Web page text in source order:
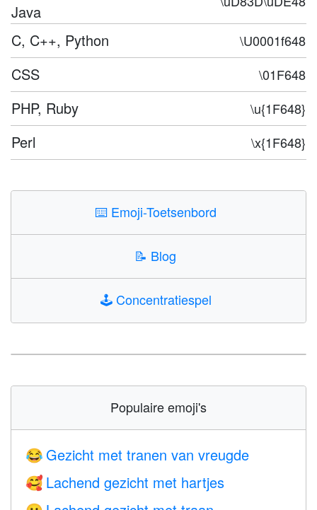
Java
C, C++, Python \U0001f648
CSS \01F648
PHP, Ruby \u{1F648}
Perl \x{1F648}
⌨️ Emoji-Toetsenbord
📝 Blog
🕹️Concentratiespel
Populaire emoji's
😂 Gezicht met tranen van vreugde
🥰 Lachend gezicht met hartjes